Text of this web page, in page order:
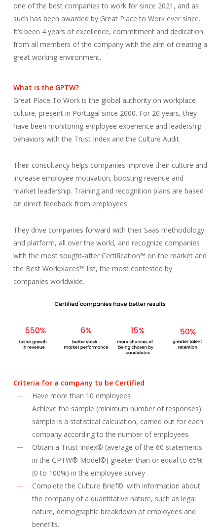
one of the best companies to work for since 2021, and as
such has been awarded by Great Place to Work ever since.
It’s been 4 years of excellence, commitment and dedication
from all members of the company with the aim of creating a
great working environment.
What is the GPTW?
Great Place To Work is the global authority on workplace
culture, present in Portugal since 2000. For 20 years, they
have been monitoring employee experience and leadership
behaviors with the Trust Index and the Culture Audit.
Their consultancy helps companies improve their culture and
increase employee motivation, boosting revenue and
market leadership. Training and recognition plans are based
on direct feedback from employees.
They drive companies forward with their Saas methodology
and platform, all over the world, and recognize companies
with the most sought-after Certification™ on the market and
the Best Workplaces™ list, the most contested by
companies worldwide.
Criteria for a company to be Certified
Have more than 10 employees
Achieve the sample (minimum number of responses):
sample is a statistical calculation, carried out for each
company according to the number of employees
Obtain a Trust Index© (average of the 60 statements
in the GPTW® Model©) greater than or equal to 65%
(0 to 100%) in the employee survey
Complete the Culture Brief©: with information about
the company of a quantitative nature, such as legal
nature, demographic breakdown of employees and
benefits.